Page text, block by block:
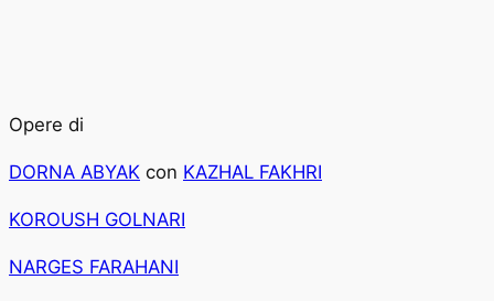
Opere di
DORNA ABYAK con KAZHAL FAKHRI
KOROUSH GOLNARI
NARGES FARAHANI